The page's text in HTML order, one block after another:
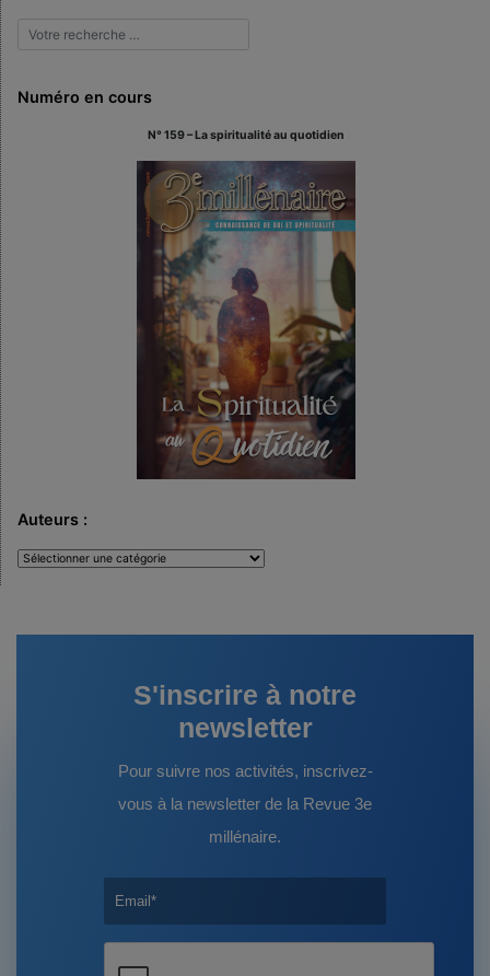
Numéro en cours
N° 159 – La spiritualité au quotidien
Auteurs :
Auteurs
:
S'inscrire à notre
newsletter
Pour suivre nos activités, inscrivez-
vous à la newsletter de la Revue 3e
millénaire.